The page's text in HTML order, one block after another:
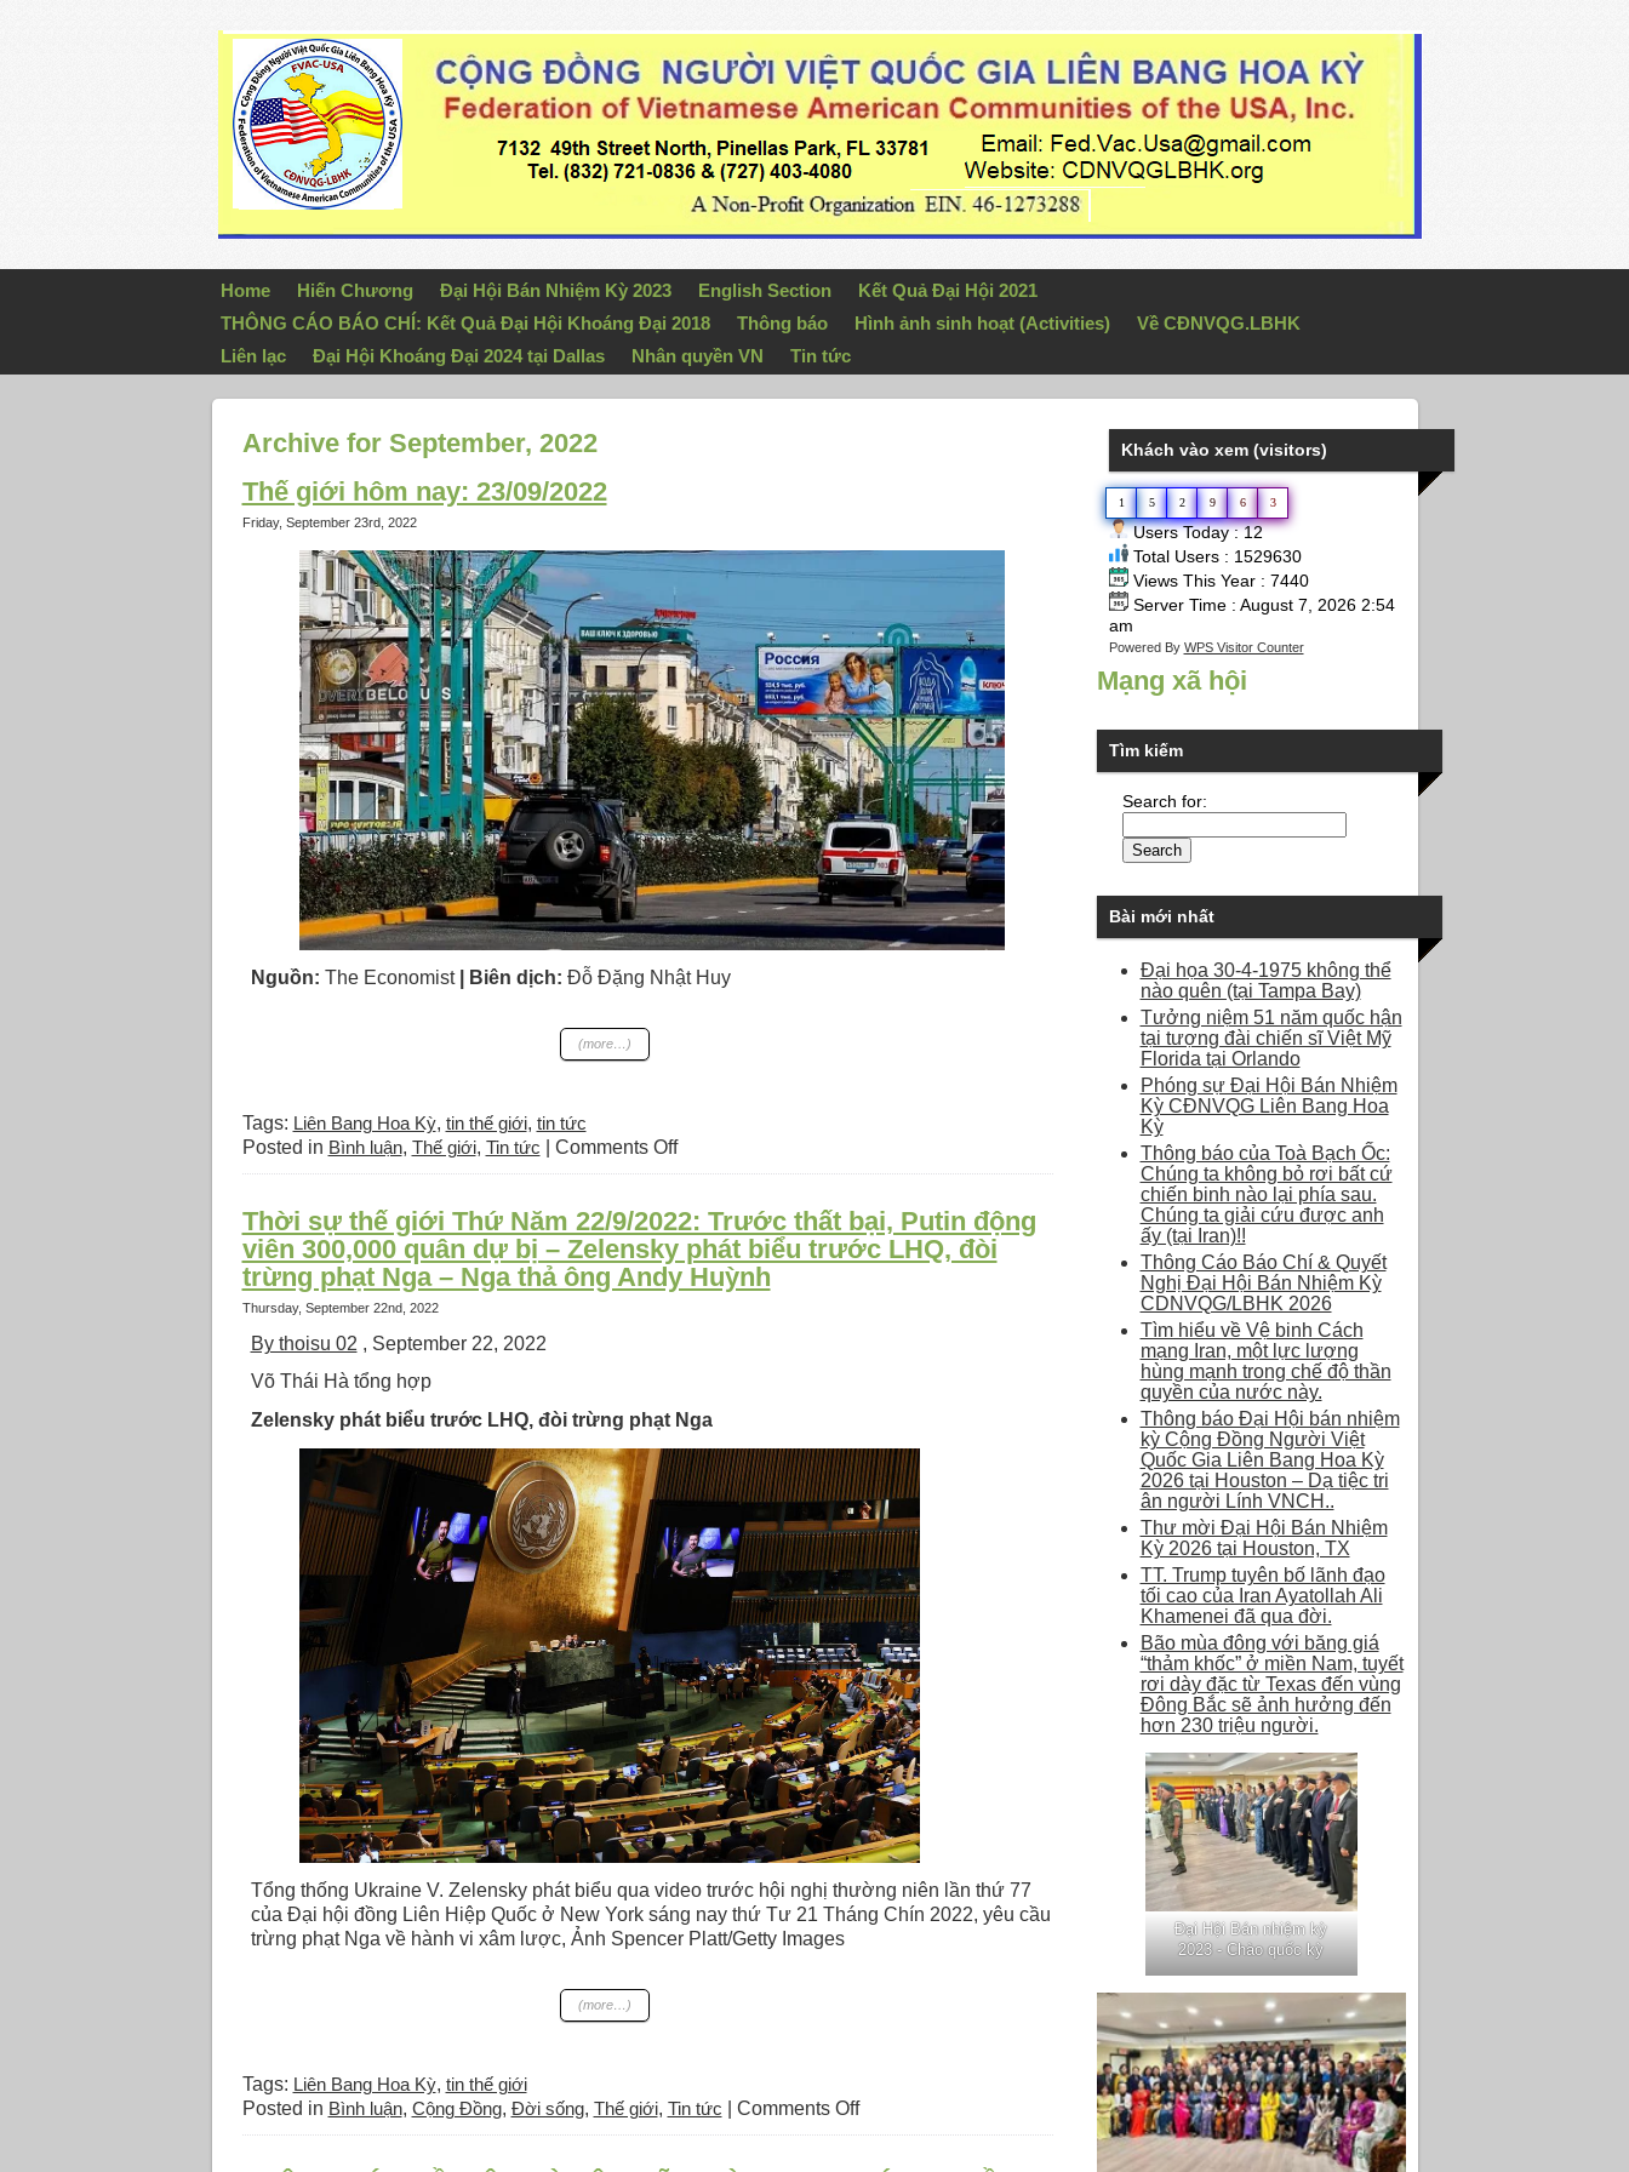
Home Hiến Chương Đại Hội Bán Nhiệm Kỳ 2023 English Section
Kết Quả Đại Hội 2021
THÔNG CÁO BÁO CHÍ: Kết Quả Đại Hội Khoáng Đại 2018
Thông báo Hình ảnh sinh hoạt (Activities)
Về CĐNVQG.LBHK
Liên lạc
Đại Hội Khoáng Đại 2024 tại Dallas Nhân quyền VN Tin tức
Archive for September, 2022
Thế giới hôm nay: 23/09/2022
Friday, September 23rd, 2022
Nguồn: The Economist| Biên dịch: Đỗ Đặng Nhật Huy
(more…)
Tags: Liên Bang Hoa Kỳ, tin thế giới, tin tức
Posted in Bình luận, Thế giới, Tin tức Comments Offon
Thế
hôm
nay:
23/09/2022
Thời sự thế giới Thứ Năm 22/9/2022: Trước thất bại, Putin động
viên 300,000 quân dự bị – Zelensky phát biểu trước LHQ, đòi
trừng phạt Nga – Nga thả ông Andy Huỳnh
Thursday, September 22nd, 2022
By thoisu 02 , September 22, 2022
Võ Thái Hà tổng hợp
Zelensky phát biểu trước LHQ, đòi trừng phạt Nga
Tổng thống Ukraine V. Zelensky phát biểu qua video trước hội nghị thường niên lần thứ 77
của Đại hội đồng Liên Hiệp Quốc ở New York sáng nay thứ Tư 21 Tháng Chín 2022, yêu cầu
trừng phạt Nga về hành vi xâm lược, Ảnh Spencer Platt/Getty Images
(more…)
Tags: Liên Bang Hoa Kỳ, tin thế giới
Posted in Bình luận, Cộng Đồng, Đời sống, Thế giới, Tin tức Comments Offon
Thời
Khách vào xem (visitors)
1 5 2 9 6 3
Users Today : 12
Total Users : 1529630
Views This Year : 7440
Server Time : August 7, 2026 2:54
am
Powered By WPS Visitor Counter
Mạng xã hội
Tìm kiếm
Search for:
Bài mới nhất
Đại họa 30-4-1975 không thể
nào quên (tại Tampa Bay)
Tưởng niệm 51 năm quốc hận
tại tượng đài chiến sĩ Việt Mỹ
Florida tại Orlando
Phóng sự Đại Hội Bán Nhiệm
Kỳ CĐNVQG Liên Bang Hoa
Kỳ
Thông báo của Toà Bạch Ốc:
Chúng ta không bỏ rơi bất cứ
chiến binh nào lại phía sau.
Chúng ta giải cứu được anh
ấy (tại Iran)!!
Thông Cáo Báo Chí & Quyết
Nghị Đại Hội Bán Nhiệm Kỳ
CDNVQG/LBHK 2026
Tìm hiểu về Vệ binh Cách
mạng Iran, một lực lượng
hùng mạnh trong chế độ thần
quyền của nước này.
Thông báo Đại Hội bán nhiệm
kỳ Cộng Đồng Người Việt
Quốc Gia Liên Bang Hoa Kỳ
2026 tại Houston – Dạ tiệc tri
ân người Lính VNCH..
Thư mời Đại Hội Bán Nhiệm
Kỳ 2026 tại Houston, TX
TT. Trump tuyên bố lãnh đạo
tối cao của Iran Ayatollah Ali
Khamenei đã qua đời.
Bão mùa đông với băng giá
“thảm khốc” ở miền Nam, tuyết
rơi dày đặc từ Texas đến vùng
Đông Bắc sẽ ảnh hưởng đến
hơn 230 triệu người.
Đại Hội Bán nhiệm kỳ
2023 - Chào quốc kỳ